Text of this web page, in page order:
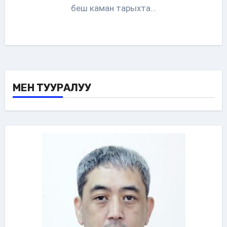
беш каман тарыхта…
МЕН ТУУРАЛУУ